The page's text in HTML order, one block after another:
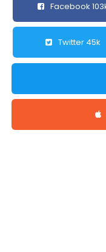
Facebook
Twitter 45k